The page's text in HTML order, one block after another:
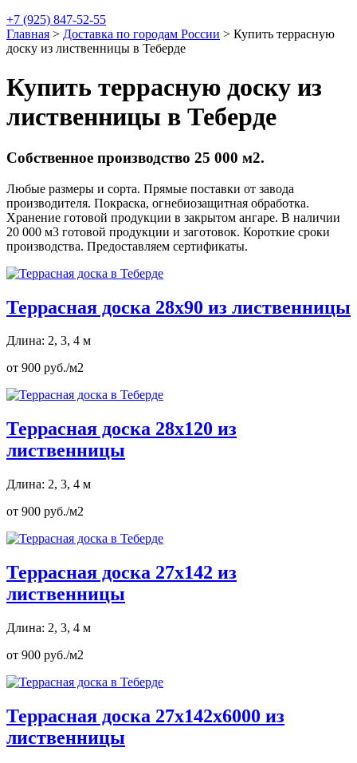
+7 (925) 847-52-55
Главная > Доставка по городам России > Купить террасную
доску из лиственницы в Теберде
Купить террасную доску из
лиственницы в Теберде
Собственное производство 25 000 м2.
Любые размеры и сорта. Прямые поставки от завода
производителя. Покраска, огнебиозащитная обработка.
Хранение готовой продукции в закрытом ангаре. В наличии
20 000 м3 готовой продукции и заготовок. Короткие сроки
производства. Предоставляем сертификаты.
Террасная доска 28х90 из лиственницы
Длина: 2, 3, 4 м
от 900 руб./м2
Террасная доска 28х120 из
лиственницы
Длина: 2, 3, 4 м
от 900 руб./м2
Террасная доска 27х142 из
лиственницы
Длина: 2, 3, 4 м
от 900 руб./м2
Террасная доска 27х142х6000 из
лиственницы